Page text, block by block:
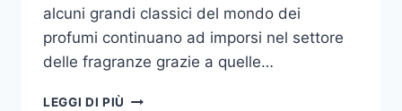
alcuni grandi classici del mondo dei
profumi continuano ad imporsi nel settore
delle fragranze grazie a quelle…
LEGGI DI PIÙ